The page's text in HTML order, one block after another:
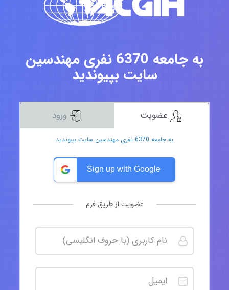
به جامعه 6370 نفری مهندسین
سایت بپیوندید
به جامعه 6370 نفری مهندسین سایت بپیوندید
Sign up with Google
عضویت از طریق فرم